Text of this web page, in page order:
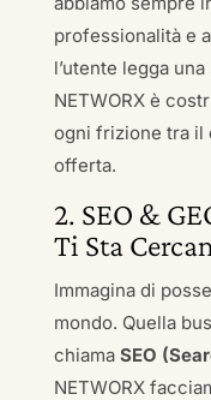
professionalità e
l’utente legga
NETWORX è
ogni frizione tra il
offerta.
2. SEO &
Ti Sta
Immagina di
mondo. Quella
chiama SEO
NETWORX